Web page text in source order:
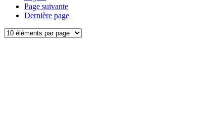
Page suivante
Dernière page